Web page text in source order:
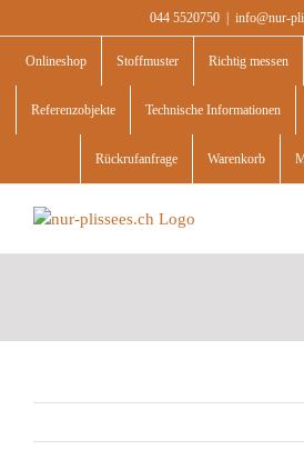
to
content
044 5520750 info@nur-
Onlineshop Stoffmuster Richtig messen
Referenzobjekte Technische Informationen
Rückrufanfrage Warenkorb